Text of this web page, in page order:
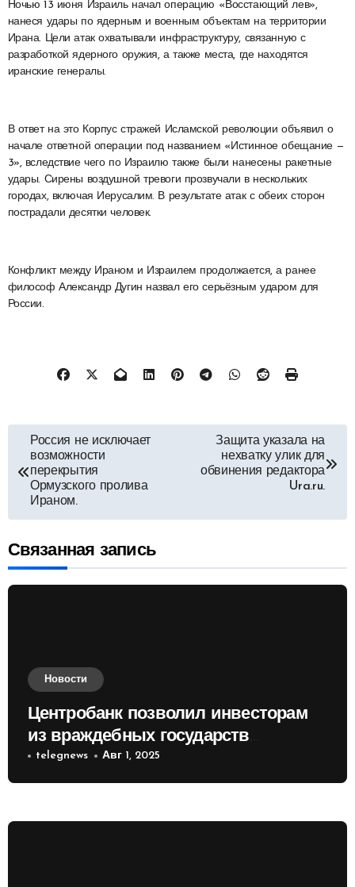
Ночью 13 июня Израиль начал операцию «Восстающий лев»,
нанеся удары по ядерным и военным объектам на территории
Ирана. Цели атак охватывали инфраструктуру, связанную с
разработкой ядерного оружия, а также места, где находятся
иранские генералы.
В ответ на это Корпус стражей Исламской революции объявил о
начале ответной операции под названием «Истинное обещание —
3», вследствие чего по Израилю также были нанесены ракетные
удары. Сирены воздушной тревоги прозвучали в нескольких
городах, включая Иерусалим. В результате атак с обеих сторон
пострадали десятки человек.
Конфликт между Ираном и Израилем продолжается, а ранее
философ Александр Дугин назвал его серьёзным ударом для
России.
Навигация
по
записям
Россия не исключает
возможности
перекрытия
Ормузского пролива
Ираном.
Защита указала на
нехватку улик для
обвинения редактора
Ura.ru.
Связанная запись
Новости
Центробанк позволил инвесторам
из враждебных государств
приобретать валюту
telegnews Авг 1, 2025